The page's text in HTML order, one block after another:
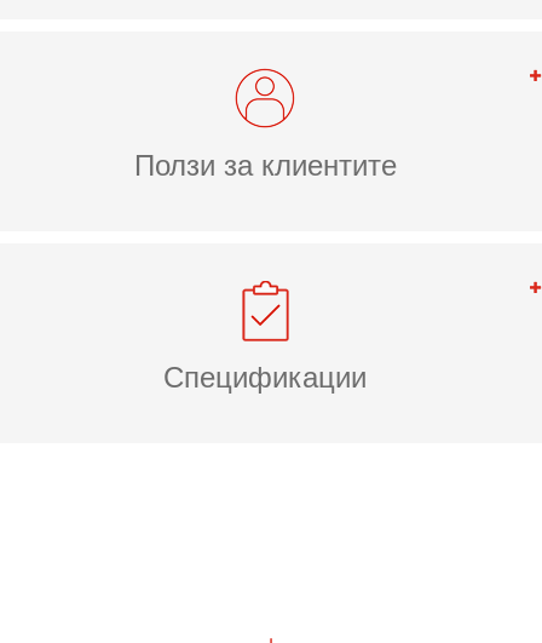
Ползи за клиентите
Спецификации